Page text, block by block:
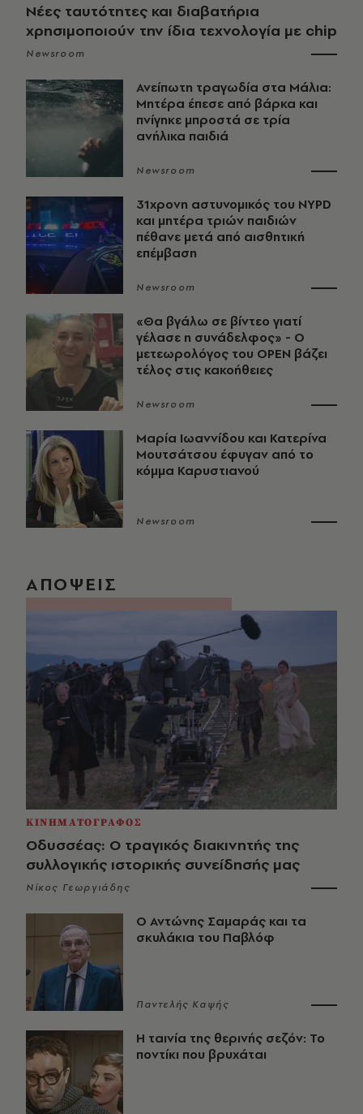
Νέες ταυτότητες και διαβατήρια
χρησιμοποιούν την ίδια τεχνολογία με chip
Newsroom
Ανείπωτη τραγωδία στα Μάλια:
Μητέρα έπεσε από βάρκα και
πνίγηκε μπροστά σε τρία
ανήλικα παιδιά
Newsroom
31χρονη αστυνομικός του NYPD
και μητέρα τριών παιδιών
πέθανε μετά από αισθητική
επέμβαση
Newsroom
«Θα βγάλω σε βίντεο γιατί
γέλασε η συνάδελφος» - Ο
μετεωρολόγος του OPEN βάζει
τέλος στις κακοήθειες
Newsroom
Μαρία Ιωαννίδου και Κατερίνα
Μουτσάτσου έφυγαν από το
κόμμα Καρυστιανού
Newsroom
ΑΠΟΨΕΙΣ
ΚΙΝΗΜΑΤΟΓΡΑΦΟΣ
Οδυσσέας: Ο τραγικός διακινητής της
συλλογικής ιστορικής συνείδησής μας
Νίκος Γεωργιάδης
Ο Αντώνης Σαμαράς και τα
σκυλάκια του Παβλόφ
Παντελής Καψής
Η ταινία της θερινής σεζόν: Το
ποντίκι που βρυχάται